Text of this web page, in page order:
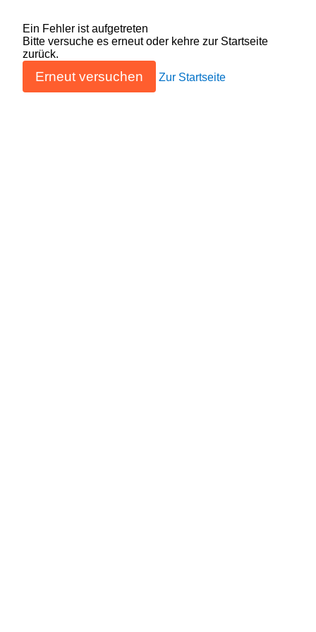
Ein Fehler ist aufgetreten
Bitte versuche es erneut oder kehre zur Startseite
zurück.
Erneut versuchen Zur Startseite